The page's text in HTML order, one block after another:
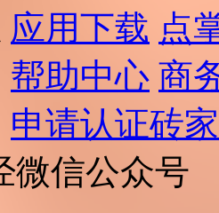
应用下载 点
帮助中心 商
申请认证砖家